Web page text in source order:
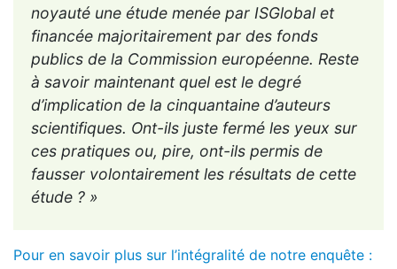
noyauté une étude menée par ISGlobal et
financée majoritairement par des fonds
publics de la Commission européenne. Reste
à savoir maintenant quel est le degré
d’implication de la cinquantaine d’auteurs
scientifiques. Ont-ils juste fermé les yeux sur
ces pratiques ou, pire, ont-ils permis de
fausser volontairement les résultats de cette
étude ? »
Pour en savoir plus sur l’intégralité de notre enquête :